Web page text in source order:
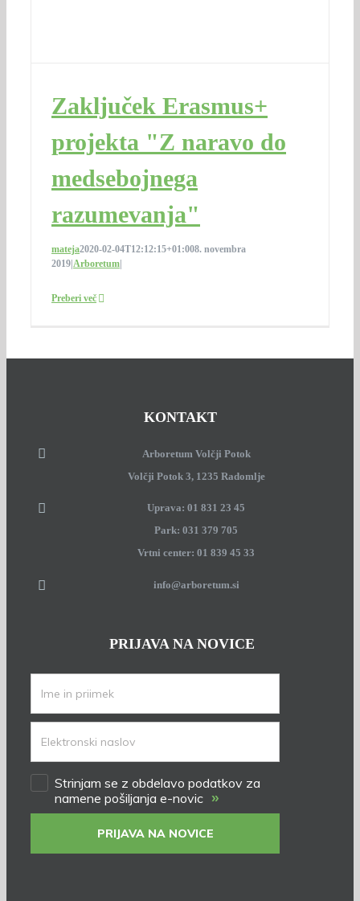
Zaključek Erasmus+
projekta "Z naravo do
medsebojnega
razumevanja"
mateja2020-02-04T12:12:15+01:008. novembra
2019 Arboretum
Preberi več
KONTAKT
Arboretum Volčji Potok
Volčji Potok 3, 1235 Radomlje
Uprava: 01 831 23 45
Park: 031 379 705
Vrtni center: 01 839 45 33
info@arboretum.si
PRIJAVA NA NOVICE
Strinjam se z obdelavo podatkov za
namene pošiljanja e-novic »
PRIJAVA NA NOVICE